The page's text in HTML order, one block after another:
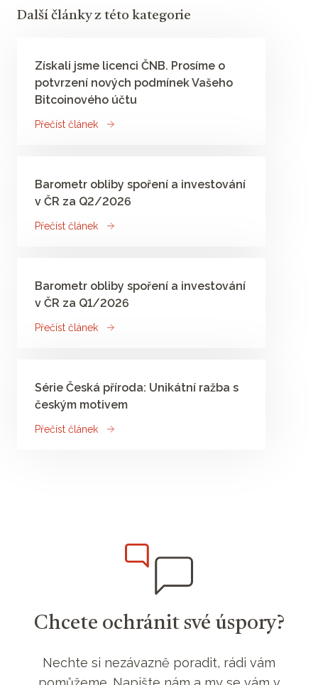
Další články z této kategorie
Získali jsme licenci ČNB. Prosíme o
potvrzení nových podmínek Vašeho
Bitcoinového účtu
Přečíst článek
Barometr obliby spoření a investování
v ČR za Q2/2026
Přečíst článek
Barometr obliby spoření a investování
v ČR za Q1/2026
Přečíst článek
Série Česká příroda: Unikátní ražba s
českým motivem
Přečíst článek
Chcete ochránit své úspory?
Nechte si nezávazně poradit, rádi vám